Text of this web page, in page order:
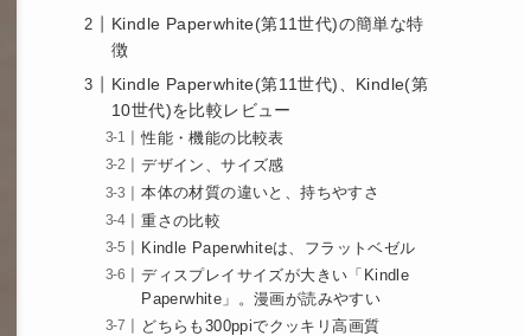
Kindle Paperwhite(第11世代)の簡単な特
徴
Kindle Paperwhite(第11世代)、Kindle(第
10世代)を比較レビュー
性能・機能の比較表
デザイン、サイズ感
本体の材質の違いと、持ちやすさ
重さの比較
Kindle Paperwhiteは、フラットベゼル
ディスプレイサイズが大きい「Kindle
Paperwhite」。漫画が読みやすい
どちらも300ppiでクッキリ高画質